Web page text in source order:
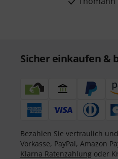
Sicher einkaufen &
Bezahlen Sie vertraulich
Vorkasse, PayPal, Amazon
Klarna Ratenzahlung oder